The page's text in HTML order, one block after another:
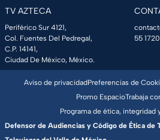
TV AZTECA
Periférico Sur 4121,
Col. Fuentes Del Pedregal,
C.P. 14141,
Ciudad De México, México.
55
Aviso de privacidadPreferencias de
Promo EspacioTrabaja
Programa de ética, integridad
Defensor de Audiencias y Código de Ética de